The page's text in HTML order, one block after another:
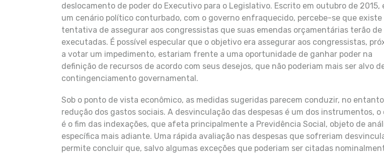
deslocamento de poder do Executivo para o Legislativo. Escrito em outubro de 2015,
um cenário político conturbado, com o governo enfraquecido, percebe-se que existe
tentativa de assegurar aos congressistas que suas emendas orçamentárias terão de
executadas. É possível especular que o objetivo era assegurar aos congressistas,
a votar um impedimento, estariam frente a uma oportunidade de ganhar poder na
definição de recursos de acordo com seus desejos, que não poderiam mais ser alvo
contingenciamento governamental.
Sob o ponto de vista econômico, as medidas sugeridas parecem conduzir, no
redução dos gastos sociais. A desvinculação das despesas é um dos instrumentos, o
é o fim das indexações, que afeta principalmente a Previdência Social, objeto de
específica mais adiante. Uma rápida avaliação nas despesas que sofreriam
permite concluir que, salvo algumas exceções que poderiam ser citadas